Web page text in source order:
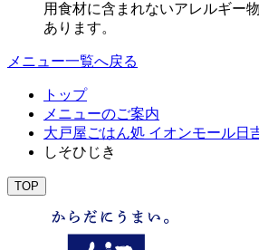
用食材に含まれないアレルギー
あります。
メニュー一覧へ戻る
トップ
メニューのご案内
大戸屋ごはん処 イオンモール日
しそひじき
TOP